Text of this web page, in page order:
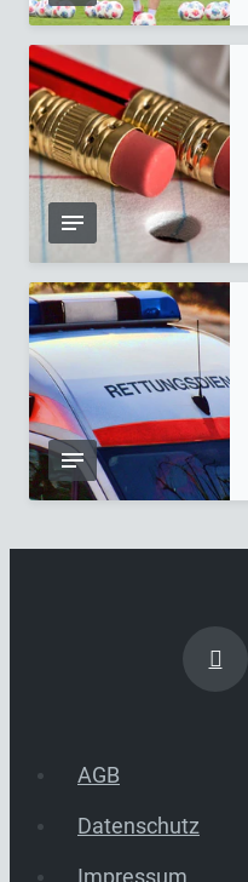
AGB
Datenschutz
Impressum